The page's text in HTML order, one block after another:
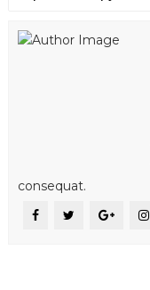
consequat.